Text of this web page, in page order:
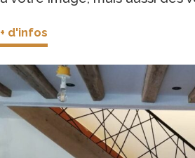
+ d'infos